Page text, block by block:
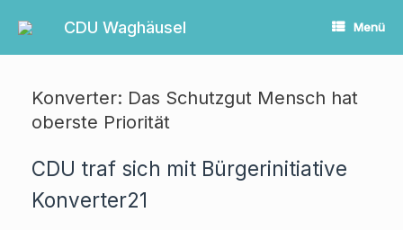
Inhalt
CDU Waghäusel Menü
Konverter: Das Schutzgut Mensch hat
oberste Priorität
CDU traf sich mit Bürgerinitiative
Konverter21